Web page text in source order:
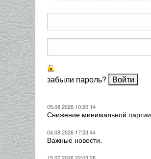
забыли пароль?
05.08.2026 10:20:14
Снижение минимальной партии
04.08.2026 17:53:44
Важные новости.
15.07.2026 22:03:28